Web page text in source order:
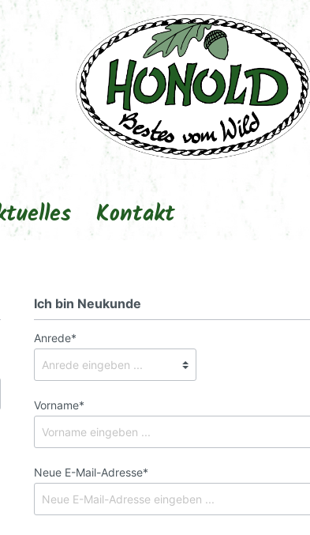
Kontakt
Ich bin Neukunde
Anrede*
Vorname*
Neue E-Mail-Adresse*